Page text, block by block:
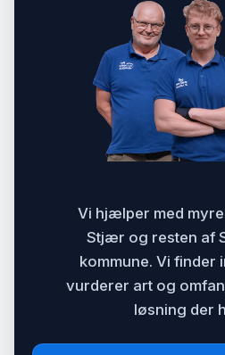
Vi hjælper med
Stjær og resten af
kommune. Vi finder
vurderer art og
løsning der